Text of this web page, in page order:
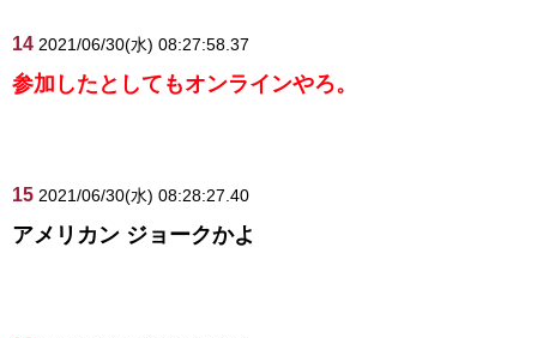
14 2021/06/30(水) 08:27:58.37
参加したとしてもオンラインやろ。
15 2021/06/30(水) 08:28:27.40
アメリカン ジョークかよ